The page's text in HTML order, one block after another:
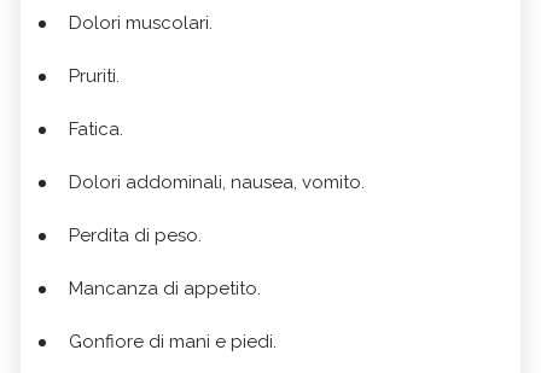
Dolori muscolari.
Pruriti.
Fatica.
Dolori addominali, nausea, vomito.
Perdita di peso.
Mancanza di appetito.
Gonfiore di mani e piedi.